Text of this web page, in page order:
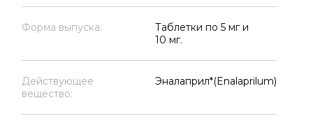
Форма выпуска:
Таблетки по 5 мг и
10 мг.
Действующее
вещество:
Эналаприл*(Enalaprilum)